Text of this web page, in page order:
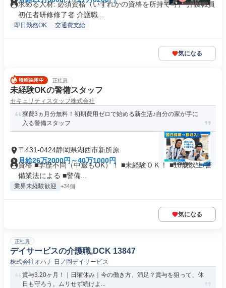
求める人材: 必須資格（いずれかの資格を所持で可） 介護職員
初任者研修修了者 介護職...
即日勤務OK 交通費支給
気になる
正社員
未経験OKの警備スタッフ
セキュリティスタッフ株式会社
寮費3ヵ月分無料！初期費用ゼロで始める新生活♪自分の家が手に
入る警備スタッフ
〒431-0424静岡県湖西市新所原
月給26万2000円～40万1000円
資格 ■学歴不問（中退もOK）！ ■未経験ＯＫ！ ■18歳以上/警
備業法による ■警備...
業界未経験歓迎 +34個
気になる
正社員
デイサービスの介護職,DCK 13847
株式会社オハナ 日ノ岡デイサービス
賞与3.20ヶ月！｜日曜休み｜今の働き方、満足？賞与を狙って、休
日も守ろう。ムリせず続けよ...